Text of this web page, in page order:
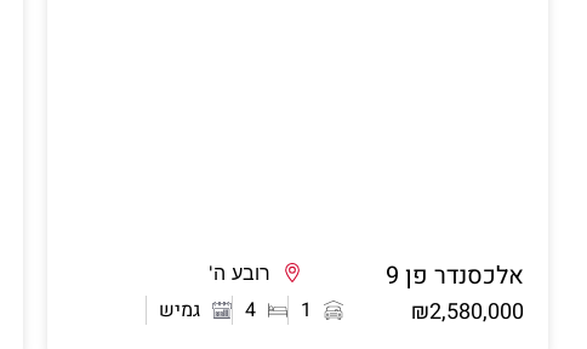
אלכסנדר פן 9 רובע ה'
₪2,580,000
1
4 גמיש